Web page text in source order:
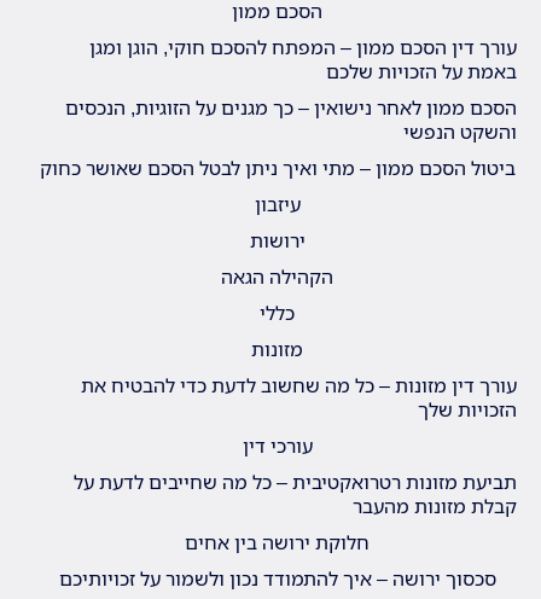
הסכם ממון
עורך דין הסכם ממון – המפתח להסכם חוקי, הוגן ומגן
באמת על הזכויות שלכם
הסכם ממון לאחר נישואין – כך מגנים על הזוגיות, הנכסים
והשקט הנפשי
ביטול הסכם ממון – מתי ואיך ניתן לבטל הסכם שאושר כחוק
עיזבון
ירושות
הקהילה הגאה
כללי
מזונות
עורך דין מזונות – כל מה שחשוב לדעת כדי להבטיח את
הזכויות שלך
עורכי דין
תביעת מזונות רטרואקטיבית – כל מה שחייבים לדעת על
קבלת מזונות מהעבר
חלוקת ירושה בין אחים
סכסוך ירושה – איך להתמודד נכון ולשמור על זכויותיכם